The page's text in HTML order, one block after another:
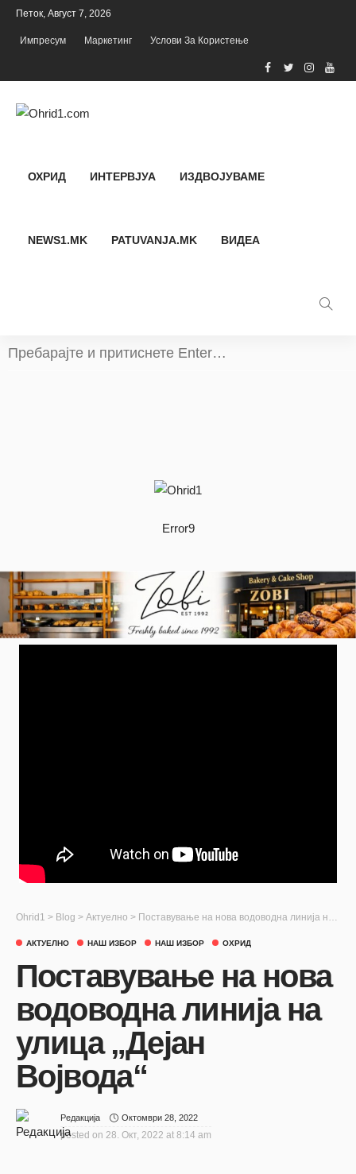
Петок, Август 7, 2026
Импресум Маркетинг Услови За Користење
ОХРИД ИНТЕРВЈУА ИЗДВОЈУВАМЕ
NEWS1.MK PATUVANJA.MK ВИДЕА
Error9
Ohrid1 > Blog > Актуелно > Поставување на нова водоводна линија на улица „Дејан Војвода“
АКТУЕЛНО НАШ ИЗБОР НАШ ИЗБОР ОХРИД
Поставување на нова
водоводна линија на
улица „Дејан
Војвода“
Редакција Октомври 28, 2022
posted on 28. Окт, 2022 at 8:14 am